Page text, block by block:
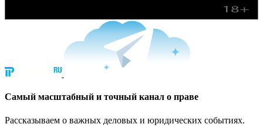
Cамый масштабный и точный канал о праве
Рассказываем о важных деловых и юридических событиях.